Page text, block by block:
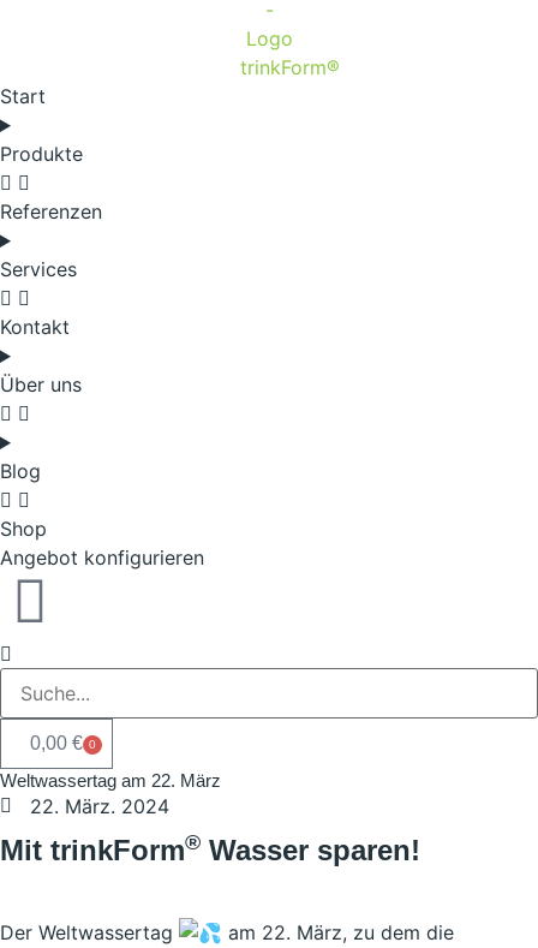
Start
Produkte
Referenzen
Services
Kontakt
Über uns
Blog
Shop
Angebot konfigurieren
0,00 € 0
Weltwassertag am 22. März
22. März. 2024
Mit trinkForm® Wasser sparen!
Der Weltwassertag
am 22. März, zu dem die